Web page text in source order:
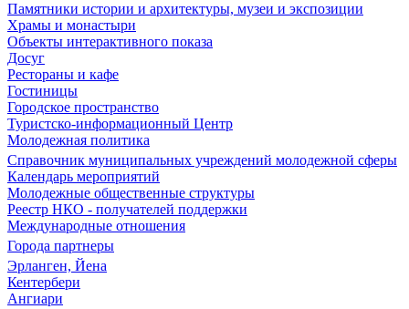
Памятники истории и архитектуры, музеи и экспозиции
Храмы и монастыри
Объекты интерактивного показа
Досуг
Рестораны и кафе
Гостиницы
Городское пространство
Туристско-информационный Центр
Молодежная политика
Справочник муниципальных учреждений молодежной сферы
Календарь мероприятий
Молодежные общественные структуры
Реестр НКО - получателей поддержки
Международные отношения
Города партнеры
Эрланген, Йена
Кентербери
Ангиари